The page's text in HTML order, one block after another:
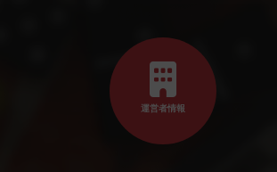
運営者情報